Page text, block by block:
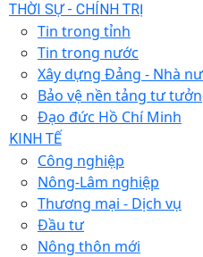
THỜI SỰ - CHÍNH TRỊ
Tin trong tỉnh
Tin trong nước
Xây dựng Đảng - Nhà
Bảo vệ nền tảng tư
Đạo đức Hồ Chí Minh
KINH TẾ
Công nghiệp
Nông-Lâm nghiệp
Thương mại - Dịch vụ
Đầu tư
Nông thôn mới